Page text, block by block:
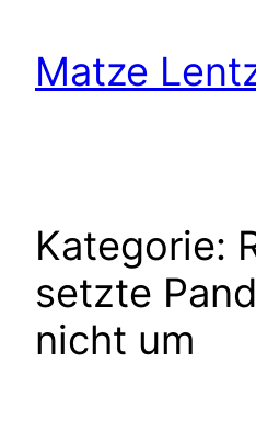
Inhalt
springen
Matze
Kategorie:
setzte
nicht um